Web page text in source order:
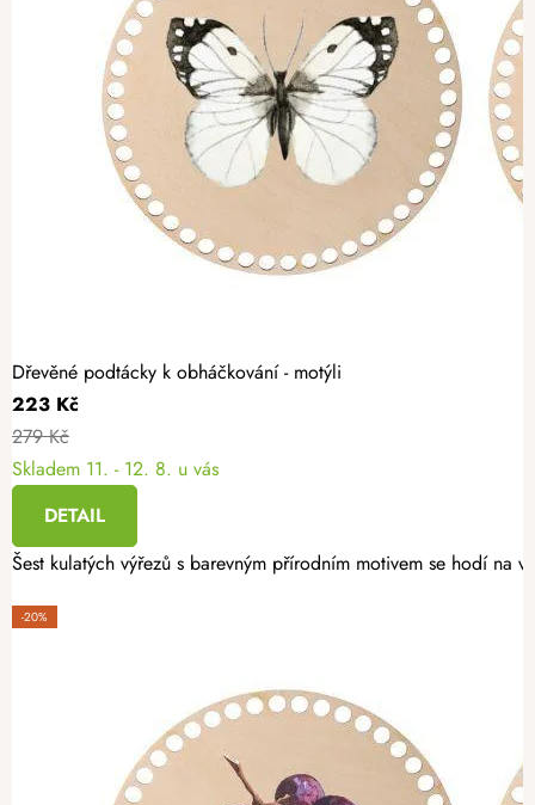
Dřevěné podtácky k obháčkování - motýli
223 Kč
279 Kč
Skladem 11. - 12. 8. u vás
DETAIL
Šest kulatých výřezů s barevným přírodním motivem se hodí na
-20%